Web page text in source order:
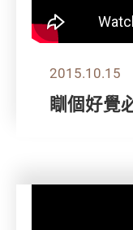
2015.10.15
瞓個好覺